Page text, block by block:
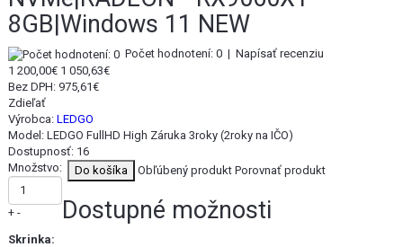
8GB|Windows 11 NEW
Počet hodnotení: 0 | Napísať recenziu
1 200,00€ 1 050,63€
Bez DPH: 975,61€
Zdieľať
Výrobca: LEDGO
Model: LEDGO FullHD High Záruka 3roky (2roky na IČO)
Dostupnosť: 16
Množstvo:
+ -
Obľúbený produkt Porovnať produkt
Dostupné možnosti
Skrinka: